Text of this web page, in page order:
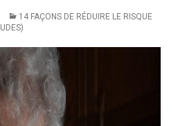
14 FAÇONS DE RÉDUIRE LE RISQUE